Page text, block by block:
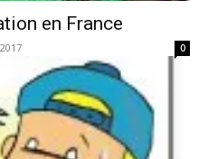
en France
0